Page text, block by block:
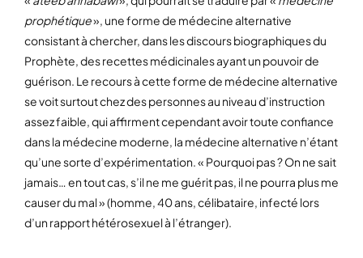
prophétique», une forme de médecine alternative
consistant à chercher, dans les discours biographiques du
Prophète, des recettes médicinales ayant un pouvoir de
guérison. Le recours à cette forme de médecine alternative
se voit surtout chez des personnes au niveau d’instruction
assez faible, qui affirment cependant avoir toute confiance
dans la médecine moderne, la médecine alternative n’étant
qu’une sorte d’expérimentation. « Pourquoi pas ? On ne sait
jamais… en tout cas, s’il ne me guérit pas, il ne pourra plus me
causer du mal » (homme, 40 ans, célibataire, infecté lors
d’un rapport hétérosexuel à l’étranger).